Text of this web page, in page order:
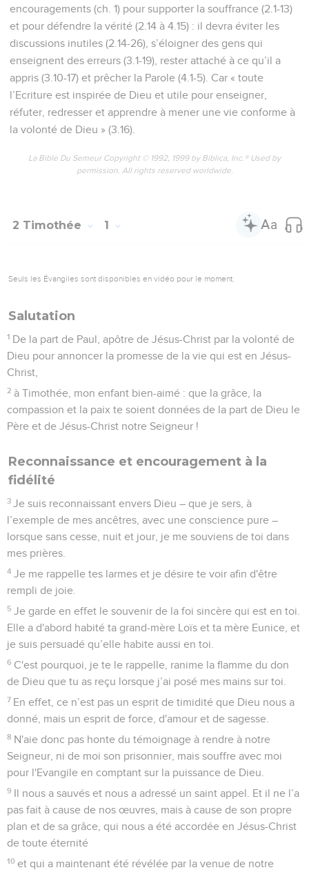
encouragements (ch. 1) pour supporter la souffrance (2.1-13)
et pour défendre la vérité (2.14 à 4.15) : il devra éviter les
discussions inutiles (2.14-26), s’éloigner des gens qui
enseignent des erreurs (3.1-19), rester attaché à ce qu’il a
appris (3.10-17) et prêcher la Parole (4.1-5). Car « toute
l’Ecriture est inspirée de Dieu et utile pour enseigner,
réfuter, redresser et apprendre à mener une vie conforme à
la volonté de Dieu » (3.16).
La Bible Du Semeur Copyright © 1992, 1999 by Biblica, Inc.® Used by
permission. All rights reserved worldwide.
2 Timothée 1
Seuls les Évangiles sont disponibles en vidéo pour le moment.
Salutation
1 De la part de Paul, apôtre de Jésus-Christ par la volonté de
Dieu pour annoncer la promesse de la vie qui est en Jésus-
Christ,
2 à Timothée, mon enfant bien-aimé : que la grâce, la
compassion et la paix te soient données de la part de Dieu le
Père et de Jésus-Christ notre Seigneur !
Reconnaissance et encouragement à la
fidélité
3 Je suis reconnaissant envers Dieu – que je sers, à
l’exemple de mes ancêtres, avec une conscience pure –
lorsque sans cesse, nuit et jour, je me souviens de toi dans
mes prières.
4 Je me rappelle tes larmes et je désire te voir afin d'être
rempli de joie.
5 Je garde en effet le souvenir de la foi sincère qui est en toi.
Elle a d'abord habité ta grand-mère Loïs et ta mère Eunice, et
je suis persuadé qu’elle habite aussi en toi.
6 C'est pourquoi, je te le rappelle, ranime la flamme du don
de Dieu que tu as reçu lorsque j’ai posé mes mains sur toi.
7 En effet, ce n’est pas un esprit de timidité que Dieu nous a
donné, mais un esprit de force, d'amour et de sagesse.
8 N'aie donc pas honte du témoignage à rendre à notre
Seigneur, ni de moi son prisonnier, mais souffre avec moi
pour l'Evangile en comptant sur la puissance de Dieu.
9 Il nous a sauvés et nous a adressé un saint appel. Et il ne l’a
pas fait à cause de nos œuvres, mais à cause de son propre
plan et de sa grâce, qui nous a été accordée en Jésus-Christ
de toute éternité
10 et qui a maintenant été révélée par la venue de notre